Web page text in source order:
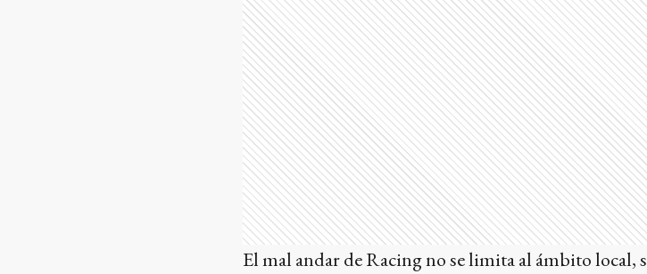
El mal andar de Racing no se limita al ámbito local,